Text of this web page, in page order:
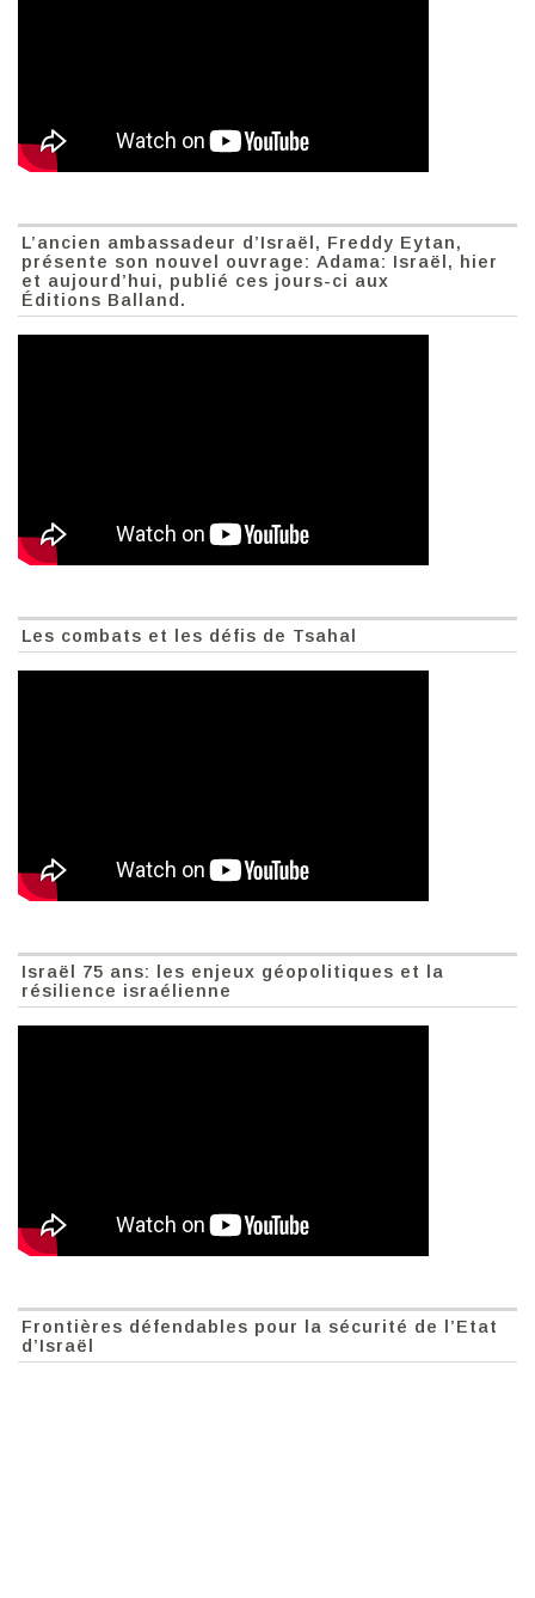
L’ancien ambassadeur d’Israël, Freddy Eytan,
présente son nouvel ouvrage: Adama: Israël, hier
et aujourd’hui, publié ces jours-ci aux
Éditions Balland.
Les combats et les défis de Tsahal
Israël 75 ans: les enjeux géopolitiques et la
résilience israélienne
Frontières défendables pour la sécurité de l’Etat
d’Israël